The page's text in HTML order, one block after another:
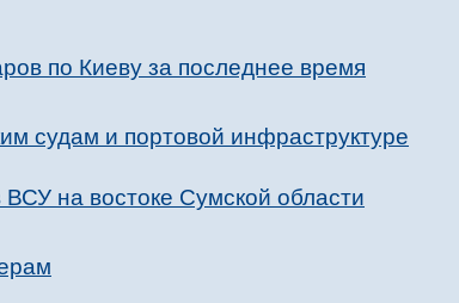
по Киеву за последнее время
судам и портовой инфраструктуре
на востоке Сумской области